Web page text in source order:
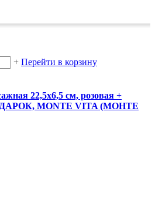
+ Перейти в корзину
22,5х6,5 см, розовая +
MONTE VITA (МОНТЕ